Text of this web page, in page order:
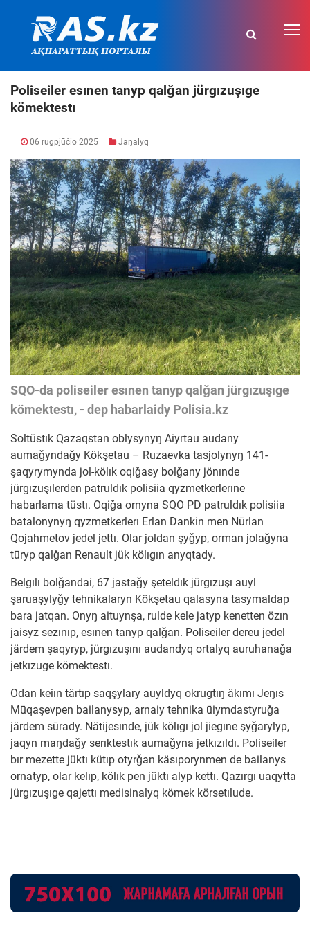
Poliseiler esınen tanyp qalǧan jürgızuşıge
kömektestı
06 rugpjūčio 2025 Jaŋalyq
SQO-da poliseiler esınen tanyp qalǧan jürgızuşıge
kömektestı, - dep habarlaidy Polisia.kz
Soltüstık Qazaqstan oblysynyŋ Aiyrtau audany
aumaǧyndaǧy Kökşetau – Ruzaevka tasjolynyŋ 141-
şaqyrymynda jol-kölık oqiǧasy bolǧany jönınde
jürgızuşılerden patruldık polisiia qyzmetkerlerıne
habarlama tüstı. Oqiǧa ornyna SQO PD patruldık polisiia
batalonynyŋ qyzmetkerlerı Erlan Dankin men Nūrlan
Qojahmetov jedel jettı. Olar joldan şyǧyp, orman jolaǧyna
tūryp qalǧan Renault jük kölıgın anyqtady.
Belgılı bolǧandai, 67 jastaǧy şeteldık jürgızuşı auyl
şaruaşylyǧy tehnikalaryn Kökşetau qalasyna tasymaldap
bara jatqan. Onyŋ aituynşa, rulde kele jatyp kenetten özın
jaisyz sezınıp, esınen tanyp qalǧan. Poliseiler dereu jedel
järdem şaqyryp, jürgızuşını audandyq ortalyq auruhanaǧa
jetkızuge kömektestı.
Odan keiın tärtıp saqşylary auyldyq okrugtıŋ äkımı Jeŋıs
Mūqaşevpen bailanysyp, arnaiy tehnika ūiymdastyruǧa
järdem sūrady. Nätijesınde, jük kölıgı jol jiegıne şyǧarylyp,
jaqyn maŋdaǧy serıktestık aumaǧyna jetkızıldı. Poliseiler
bır mezette jüktı kütıp otyrǧan käsıporynmen de bailanys
ornatyp, olar kelıp, kölık pen jüktı alyp kettı. Qazırgı uaqytta
jürgızuşıge qajettı medisinalyq kömek körsetılude.